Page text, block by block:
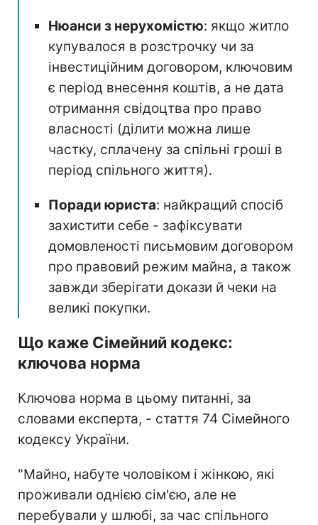
Нюанси з нерухомістю: якщо житло
купувалося в розстрочку чи за
інвестиційним договором, ключовим
є період внесення коштів, а не дата
отримання свідоцтва про право
власності (ділити можна лише
частку, сплачену за спільні гроші в
період спільного життя).
Поради юриста: найкращий спосіб
захистити себе - зафіксувати
домовленості письмовим договором
про правовий режим майна, а також
завжди зберігати докази й чеки на
великі покупки.
Що каже Сімейний кодекс:
ключова норма
Ключова норма в цьому питанні, за
словами експерта, - стаття 74 Сімейного
кодексу України.
"Майно, набуте чоловіком і жінкою, які
проживали однією сім'єю, але не
перебували у шлюбі, за час спільного